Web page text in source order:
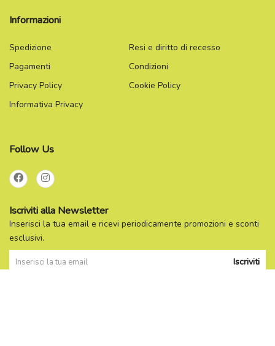
Informazioni
Spedizione
Resi e diritto di recesso
Pagamenti
Condizioni
Privacy Policy
Cookie Policy
Informativa Privacy
Follow Us
Iscriviti alla Newsletter
Inserisci la tua email e ricevi periodicamente promozioni e sconti
esclusivi.
Iscriviti